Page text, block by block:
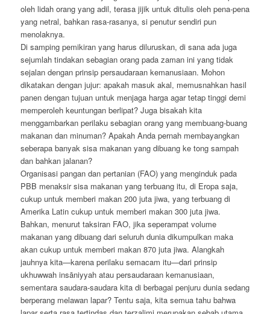
oleh lidah orang yang adil, terasa jijik untuk ditulis oleh pena-pena
yang netral, bahkan rasa-rasanya, si penutur sendiri pun
menolaknya.
Di samping pemikiran yang harus diluruskan, di sana ada juga
sejumlah tindakan sebagian orang pada zaman ini yang tidak
sejalan dengan prinsip persaudaraan kemanusiaan. Mohon
dikatakan dengan jujur: apakah masuk akal, memusnahkan hasil
panen dengan tujuan untuk menjaga harga agar tetap tinggi demi
memperoleh keuntungan berlipat? Juga bisakah kita
menggambarkan perilaku sebagian orang yang membuang-buang
makanan dan minuman? Apakah Anda pernah membayangkan
seberapa banyak sisa makanan yang dibuang ke tong sampah
dan bahkan jalanan?
Organisasi pangan dan pertanian (FAO) yang menginduk pada
PBB menaksir sisa makanan yang terbuang itu, di Eropa saja,
cukup untuk memberi makan 200 juta jiwa, yang terbuang di
Amerika Latin cukup untuk memberi makan 300 juta jiwa.
Bahkan, menurut taksiran FAO, jika seperampat volume
makanan yang dibuang dari seluruh dunia dikumpulkan maka
akan cukup untuk memberi makan 870 juta jiwa. Alangkah
jauhnya kita—karena perilaku semacam itu—dari prinsip
ukhuwwah insāniyyah atau persaudaraan kemanusiaan,
sementara saudara-saudara kita di berbagai penjuru dunia sedang
berperang melawan lapar? Tentu saja, kita semua tahu bahwa